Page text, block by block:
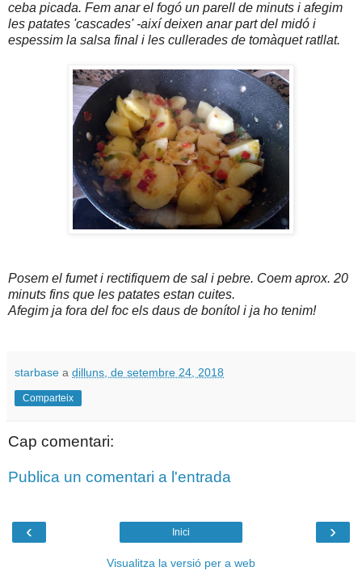
ceba picada. Fem anar el fogó un parell de minuts i afegim
les patates 'cascades' -així deixen anar part del midó i
espessim la salsa final i les cullerades de tomàquet ratllat.
Posem el fumet i rectifiquem de sal i pebre. Coem aprox. 20
minuts fins que les patates estan cuites.
Afegim ja fora del foc els daus de bonítol i ja ho tenim!
starbase a dilluns, de setembre 24, 2018
Comparteix
Cap comentari:
Publica un comentari a l'entrada
‹ ›
Inici
Visualitza la versió per a web